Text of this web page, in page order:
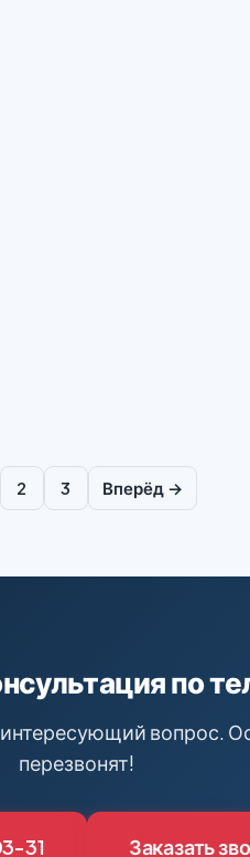
Пагинация
2 3 Вперёд →
по
вопрос.
перезвонят!
31 Заказать